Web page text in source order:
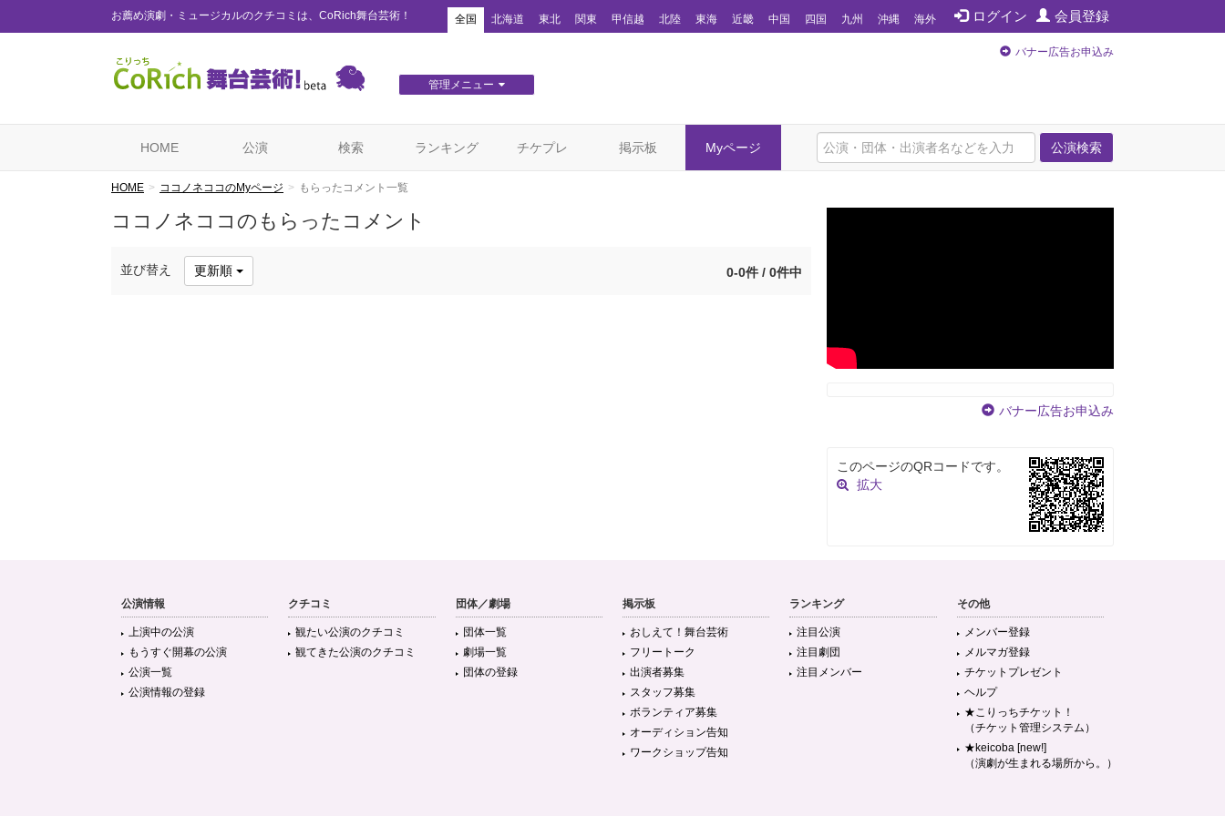
お薦め演劇・ミュージカルのクチコミは、CoRich舞台芸術！ ログイン 会員登録
全国 北海道 東北 関東 甲信越 北陸 東海 近畿 中国 四国 九州 沖縄 海外
管理メニュー
バナー広告お申込み
公演検索
HOME 公演 検索 ランキング チケプレ 掲示板 Myページ
HOME ココノネココのMyページ もらったコメント一覧
ココノネココのもらったコメント
並び替え 更新順 0-0件 / 0件中
バナー広告お申込み
このページのQRコードです。
拡大
公演情報
上演中の公演
もうすぐ開幕の公演
公演一覧
公演情報の登録
クチコミ
観たい公演のクチコミ
観てきた公演のクチコミ
団体／劇場
団体一覧
劇場一覧
団体の登録
掲示板
おしえて！舞台芸術
フリートーク
出演者募集
スタッフ募集
ボランティア募集
オーディション告知
ワークショップ告知
ランキング
注目公演
注目劇団
注目メンバー
その他
メンバー登録
メルマガ登録
チケットプレゼント
ヘルプ
★こりっちチケット！
（チケット管理システム）
★keicoba [new!]
（演劇が生まれる場所から。）